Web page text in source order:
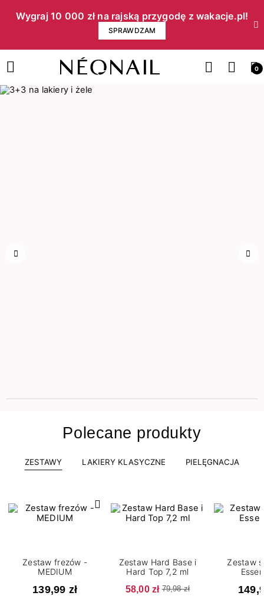
Wygraj 10 000 zł na rajską przygodę z wakacje.pl!​
SPRAWDZAM
0
Polecane produkty
ZESTAWY LAKIERY KLASYCZNE PIELĘGNACJA
Zestaw frezów -
MEDIUM
139,99 zł
Zestaw Hard Base i
Hard Top 7,2 ml
58,00 zł 79,98 zł
Zestaw